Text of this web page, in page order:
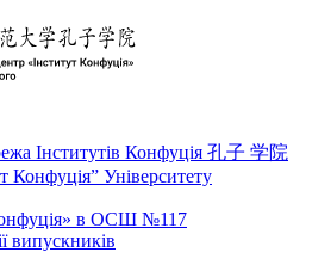
Інститутів Конфуція 孔子 学院
Конфуція” Університету
в ОСШ №117
випускників